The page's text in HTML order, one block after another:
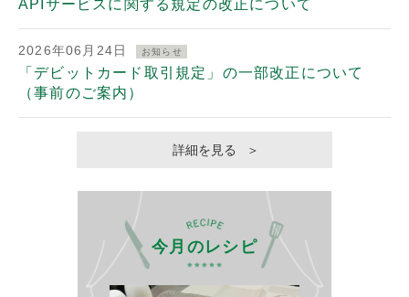
APIサービスに関する規定の改正について
2026年06月24日 お知らせ
「デビットカード取引規定」の一部改正について
（事前のご案内）
詳細を見る
今月のレシピ